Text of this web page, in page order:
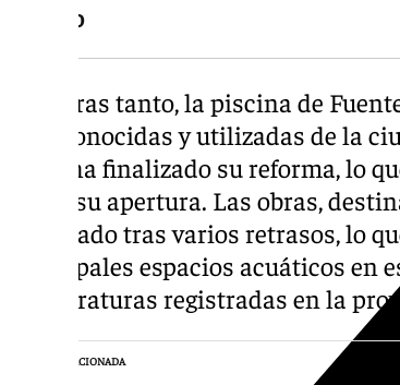
del ocio
Mientras tanto, la piscina de
más conocidas y utilizadas de la
justo ha finalizado su reforma, lo
antes su apertura. Las obras,
finalizado tras varios retrasos, lo
principales espacios acuáticos en
temperaturas registradas en la
NOTICIA RELACIONADA